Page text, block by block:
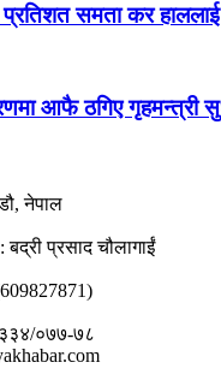
प्रतिशत समता कर
आफै ठगिए
नेपाल
प्रसाद चौलागाईं
०७७-७८